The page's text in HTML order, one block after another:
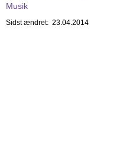
Musik
Sidst ændret: 23.04.2014